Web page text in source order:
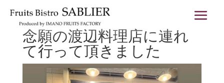
念願の渡辺料理店に連れ
て行って頂きました